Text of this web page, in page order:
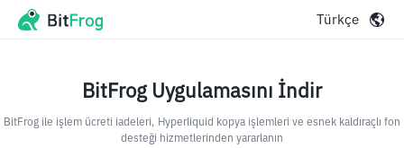
Türkçe
BitFrog Uygulamasını İndir
BitFrog ile işlem ücreti iadeleri, Hyperliquid kopya işlemleri ve esnek kaldıraçlı fon
desteği hizmetlerinden yararlanın